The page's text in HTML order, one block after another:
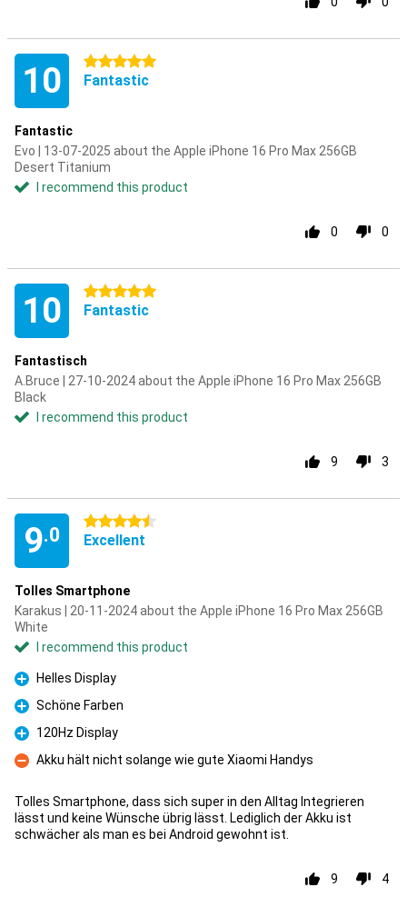
10 5 stars
Fantastic
Fantastic
Evo | 13-07-2025 about the Apple iPhone 16 Pro Max 256GB
Desert Titanium
I recommend this product
0 0
10 5 stars
Fantastic
Fantastisch
A.Bruce | 27-10-2024 about the Apple iPhone 16 Pro Max 256GB
Black
I recommend this product
9 3
9.0
4.5 stars
Excellent
Tolles Smartphone
Karakus | 20-11-2024 about the Apple iPhone 16 Pro Max 256GB
White
I recommend this product
Pro
Helles Display
Pro
Schöne Farben
Pro
120Hz Display
Con
Akku hält nicht solange wie gute Xiaomi Handys
Tolles Smartphone, dass sich super in den Alltag lntegrieren
lässt und keine Wünsche übrig lässt. Lediglich der Akku ist
schwächer als man es bei Android gewohnt ist.
9 4